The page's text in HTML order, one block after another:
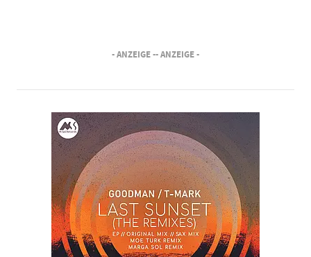
- ANZEIGE -- ANZEIGE -